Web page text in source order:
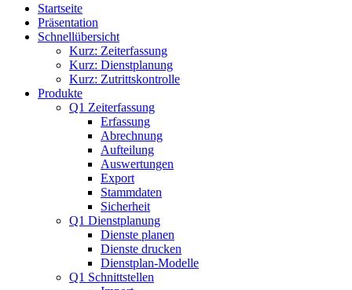
Startseite
Präsentation
Schnellübersicht
Kurz: Zeiterfassung
Kurz: Dienstplanung
Kurz: Zutrittskontrolle
Produkte
Q1 Zeiterfassung
Erfassung
Abrechnung
Aufteilung
Auswertungen
Export
Stammdaten
Sicherheit
Q1 Dienstplanung
Dienste planen
Dienste drucken
Dienstplan-Modelle
Q1 Schnittstellen